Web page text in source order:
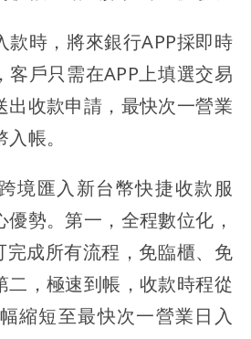
款時，將來銀行APP採即時
客戶只需在APP上填選交易
出收款申請，最快次一營業
帳。
境匯入新台幣快捷收款服
勢。第一，全程數位化，
完成所有流程，免臨櫃、免
二，極速到帳，收款時程從
縮短至最快次一營業日入